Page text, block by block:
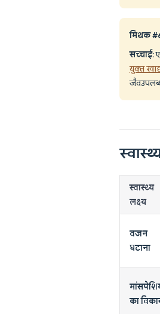
मिथक
सच्चाई:
युक्त
स्वास्थ्य
लक्ष्य
वजन
घटाना
का